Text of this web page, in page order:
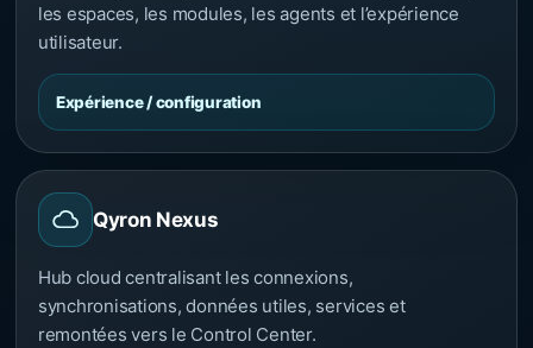
les espaces, les modules, les agents et l’expérience
utilisateur.
Expérience / configuration
Qyron Nexus
Hub cloud centralisant les connexions,
synchronisations, données utiles, services et
remontées vers le Control Center.